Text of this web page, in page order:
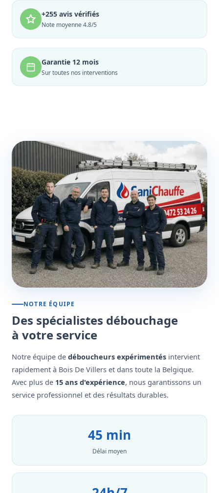
+255 avis vérifiés
Note moyenne 4.8/5
Garantie 12 mois
Sur toutes nos interventions
NOTRE ÉQUIPE
Des spécialistes débouchage
à votre service
Notre équipe de déboucheurs expérimentés intervient
rapidement à Bois De Villers et dans toute la Belgique.
Avec plus de 15 ans d'expérience, nous garantissons un
service professionnel et des résultats durables.
45 min
Délai moyen